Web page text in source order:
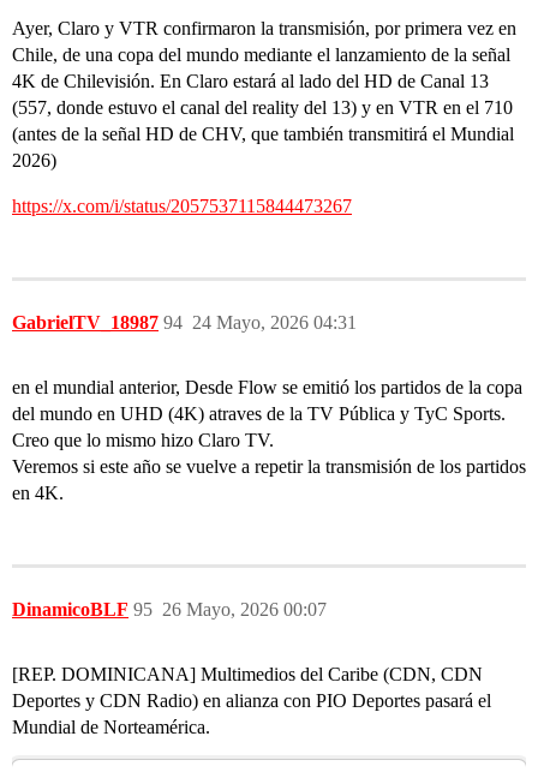
Ayer, Claro y VTR confirmaron la transmisión, por primera vez en
Chile, de una copa del mundo mediante el lanzamiento de la señal
4K de Chilevisión. En Claro estará al lado del HD de Canal 13
(557, donde estuvo el canal del reality del 13) y en VTR en el 710
(antes de la señal HD de CHV, que también transmitirá el Mundial
2026)
https://x.com/i/status/2057537115844473267
GabrielTV_18987 24 Mayo, 2026 04:31
94
en el mundial anterior, Desde Flow se emitió los partidos de la copa
del mundo en UHD (4K) atraves de la TV Pública y TyC Sports.
Creo que lo mismo hizo Claro TV.
Veremos si este año se vuelve a repetir la transmisión de los partidos
en 4K.
DinamicoBLF 26 Mayo, 2026 00:07
95
[REP. DOMINICANA] Multimedios del Caribe (CDN, CDN
Deportes y CDN Radio) en alianza con PIO Deportes pasará el
Mundial de Norteamérica.